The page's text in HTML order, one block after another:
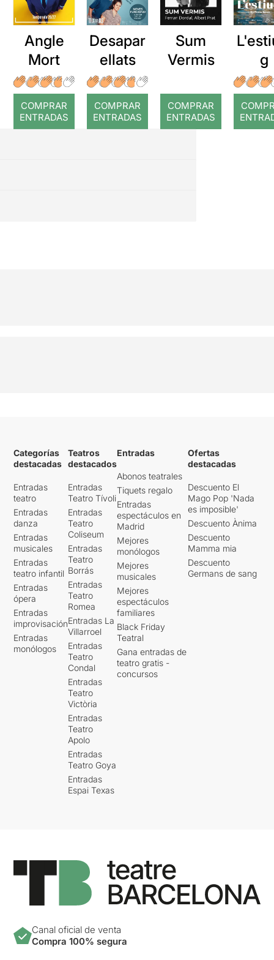
Angle
Mort
COMPRAR
ENTRADAS
Desapar
ellats
COMPRAR
ENTRADAS
Sum
Vermis
COMPRAR
ENTRADAS
g
Categorías
destacadas
Entradas
teatro
Entradas
danza
Entradas
musicales
Entradas
teatro infantil
Entradas
ópera
Entradas
improvisación
Entradas
monólogos
Teatros
destacados
Entradas
Teatro Tívoli
Entradas
Teatro
Coliseum
Entradas
Teatro
Borrás
Entradas
Teatro
Romea
Entradas La
Villarroel
Entradas
Teatro
Condal
Entradas
Teatro
Victòria
Entradas
Teatro
Apolo
Entradas
Teatro Goya
Entradas
Espai Texas
Entradas
Abonos teatrales
Tiquets regalo
Entradas
espectáculos en
Madrid
Mejores
monólogos
Mejores
musicales
Mejores
espectáculos
familiares
Black Friday
Teatral
Gana entradas de
teatro gratis -
concursos
Ofertas
destacadas
Descuento El
Mago Pop 'Nada
es imposible'
Descuento Ànima
Descuento
Mamma mia
Descuento
Germans de sang
Canal oficial de venta
Compra 100% segura